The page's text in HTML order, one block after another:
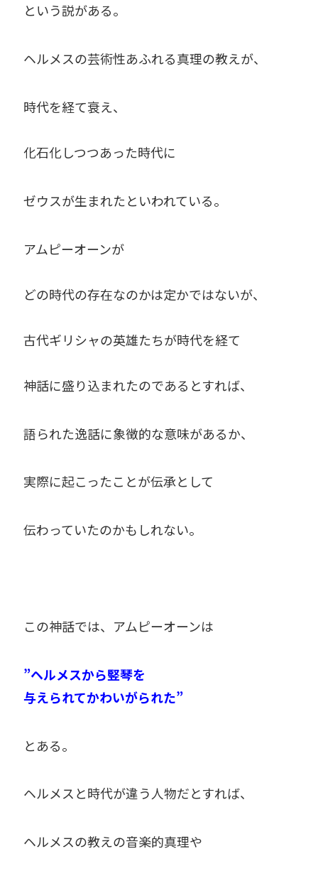
という説がある。
ヘルメスの芸術性あふれる真理の教えが、
時代を経て衰え、
化石化しつつあった時代に
ゼウスが生まれたといわれている。
アムピーオーンが
どの時代の存在なのかは定かではないが、
古代ギリシャの英雄たちが時代を経て
神話に盛り込まれたのであるとすれば、
語られた逸話に象徴的な意味があるか、
実際に起こったことが伝承として
伝わっていたのかもしれない。
この神話では、アムピーオーンは
”ヘルメスから竪琴を
与えられてかわいがられた”
とある。
ヘルメスと時代が違う人物だとすれば、
ヘルメスの教えの音楽的真理や